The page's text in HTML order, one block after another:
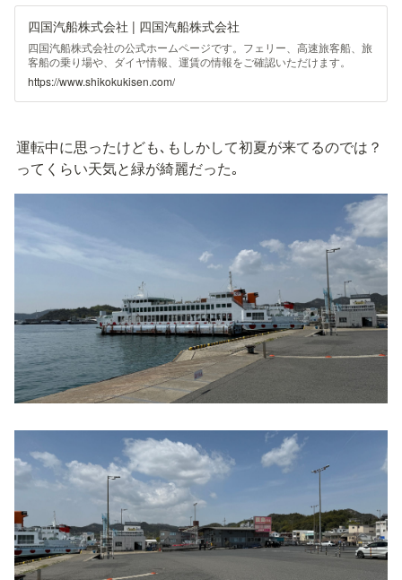
四国汽船株式会社 | 四国汽船株式会社
四国汽船株式会社の公式ホームページです。フェリー、高速旅客船、旅
客船の乗り場や、ダイヤ情報、運賃の情報をご確認いただけます。
https://www.shikokukisen.com/
運転中に思ったけども､もしかして初夏が来てるのでは？
ってくらい天気と緑が綺麗だった｡